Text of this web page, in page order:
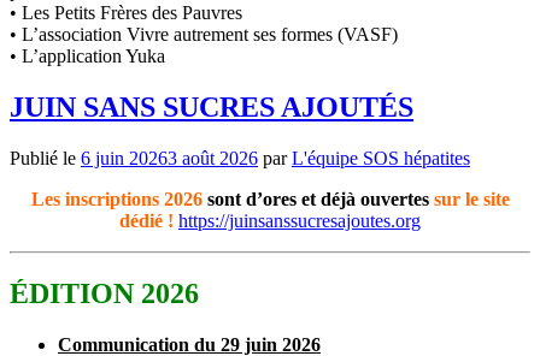
• Les Petits Frères des Pauvres
• L’association Vivre autrement ses formes (VASF)
• L’application Yuka
JUIN SANS SUCRES AJOUTÉS
Publié le 6 juin 20263 août 2026 parL'équipe SOS hépatites
Les inscriptions 2026 sont d’ores et déjà ouvertessur le site
dédié ! https://juinsanssucresajoutes.org
ÉDITION 2026
Communication du 29 juin 2026